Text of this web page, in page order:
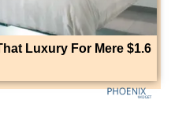
Luxury For Mere $1.6